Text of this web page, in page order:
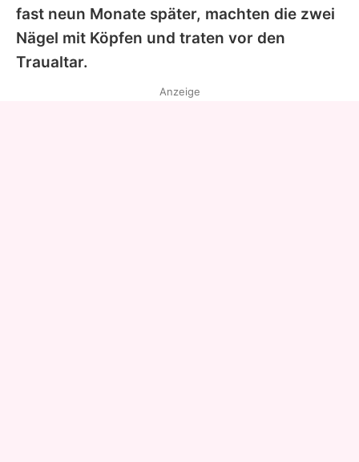
fast neun Monate später, machten die zwei
Nägel mit Köpfen und traten vor den
Traualtar.
Anzeige